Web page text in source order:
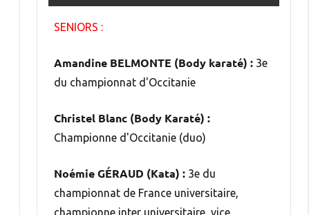
SENIORS :
Amandine BELMONTE (Body karaté) : 3e
du championnat d'Occitanie
Christel Blanc (Body Karaté) :
Championne d'Occitanie (duo)
Noémie GÉRAUD (Kata) : 3e du
championnat de France universitaire,
championne inter universitaire, vice